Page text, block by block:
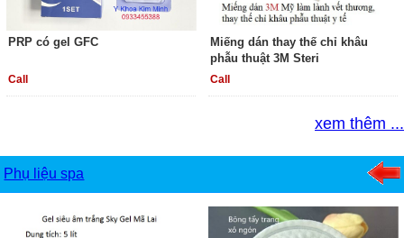
PRP có gel GFC
Call
Miếng dán thay thế chỉ khâu
phẫu thuật 3M Steri
Call
xem thêm ...
Phụ liệu spa